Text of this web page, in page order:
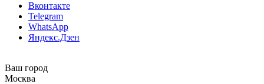
Вконтакте
Telegram
WhatsApp
Яндекс.Дзен
Ваш город
Москва